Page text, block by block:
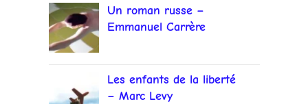
Un roman russe –
Emmanuel Carrère
Les enfants de la liberté
– Marc Levy